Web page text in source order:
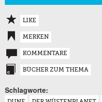
LIKE
MERKEN
KOMMENTARE
BÜCHER ZUM THEMA
Schlagworte: